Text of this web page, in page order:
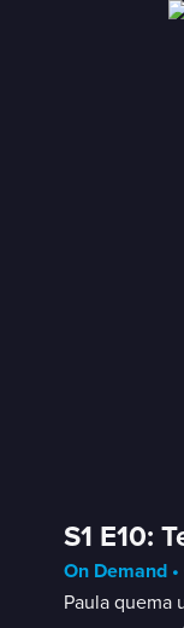
S1 E10:
On Demand
Paula quema